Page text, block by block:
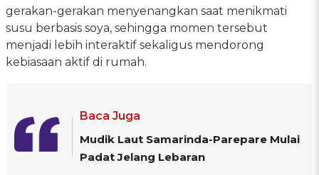
gerakan-gerakan menyenangkan saat menikmati
susu berbasis soya, sehingga momen tersebut
menjadi lebih interaktif sekaligus mendorong
kebiasaan aktif di rumah.
Baca Juga
Mudik Laut Samarinda-Parepare Mulai
Padat Jelang Lebaran